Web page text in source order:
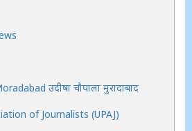
उदीषा चौपाला मुरादाबाद
of Journalists (UPAJ)